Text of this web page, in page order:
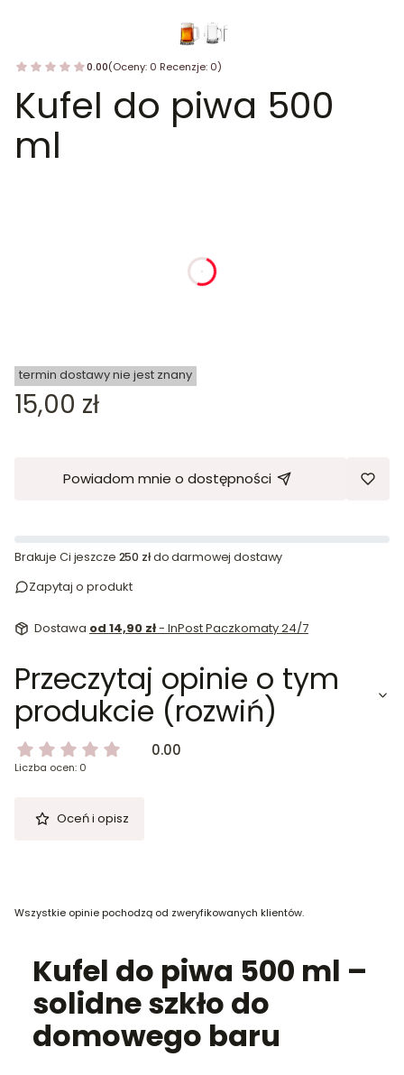
0.00(Oceny: 0 Recenzje: 0)
Kufel do piwa 500
ml
termin dostawy nie jest znany
Cena
15,00 zł
Powiadom mnie o dostępności
Brakuje Ci jeszcze 250 złdo darmowej dostawy
Zapytaj o produkt
Dostawa od 14,90 zł- InPost Paczkomaty 24/7
Przeczytaj opinie o tym
produkcie (rozwiń)
0.00
Liczba ocen: 0
Oceń i opisz
Wszystkie opinie pochodzą od zweryfikowanych klientów.
Kufel do piwa 500 ml –
solidne szkło do
domowego baru